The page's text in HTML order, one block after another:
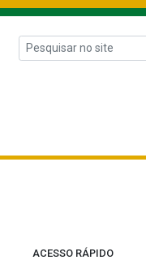
ACESSO RÁPIDO